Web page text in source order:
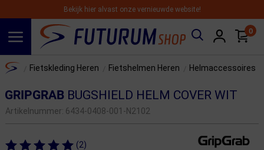
Bekijk hier alvast onze vernieuwde website!
0
Home Fietskleding Heren Fietshelmen Heren Helmaccessoires
GRIPGRABBUGSHIELD HELM COVER WIT
Artikelnummer: 6434-0408-001-N2102
(2)